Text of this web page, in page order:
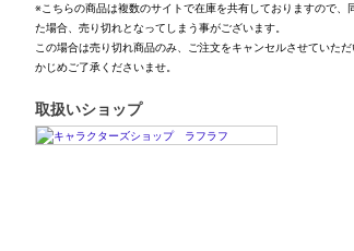
※こちらの商品は複数のサイトで在庫を共有しておりますので、
た場合、売り切れとなってしまう事がございます。
この場合は売り切れ商品のみ、ご注文をキャンセルさせていた
かじめご了承くださいませ。
取扱いショップ